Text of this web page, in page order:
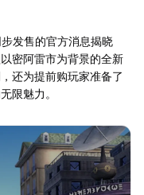
发售的官方消息揭晓
密阿雷市为背景的全新
还为提前购玩家准备了
限魅力。